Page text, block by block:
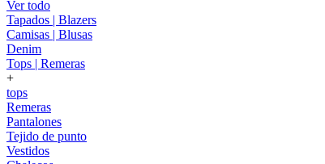
Ver todo
Tapados | Blazers
Camisas | Blusas
Denim
Tops | Remeras
+
tops
Remeras
Pantalones
Tejido de punto
Vestidos